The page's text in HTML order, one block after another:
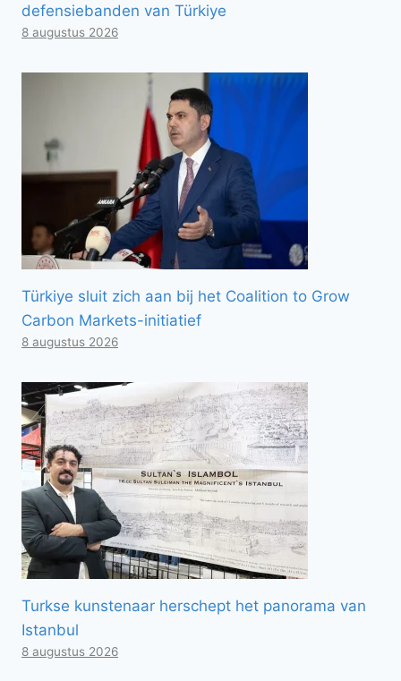
defensiebanden van Türkiye
8 augustus 2026
Türkiye sluit zich aan bij het Coalition to Grow
Carbon Markets-initiatief
8 augustus 2026
Turkse kunstenaar herschept het panorama van
Istanbul
8 augustus 2026